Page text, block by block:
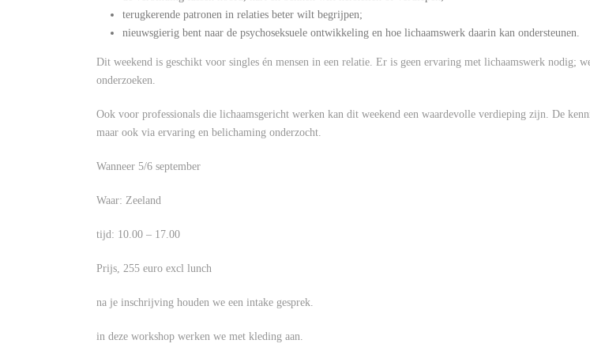
terugkerende patronen in relaties beter wilt begrijpen;
nieuwsgierig bent naar de psychoseksuele ontwikkeling en hoe lichaamswerk daarin kan ondersteunen.
Dit weekend is geschikt voor singles én mensen in een relatie. Er is geen ervaring met lichaamswerk nodig;
onderzoeken.
Ook voor professionals die lichaamsgericht werken kan dit weekend een waardevolle verdieping zijn. De
maar ook via ervaring en belichaming onderzocht.
Wanneer 5/6 september
Waar: Zeeland
tijd: 10.00 – 17.00
Prijs, 255 euro excl lunch
na je inschrijving houden we een intake gesprek.
in deze workshop werken we met kleding aan.